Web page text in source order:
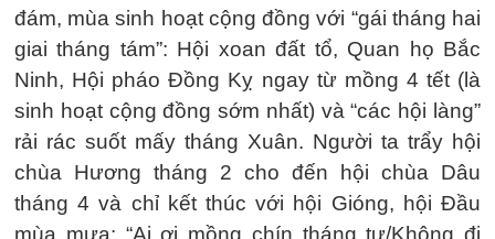
đám, mùa sinh hoạt cộng đồng với “gái tháng hai
giai tháng tám”: Hội xoan đất tổ, Quan họ Bắc
Ninh, Hội pháo Đồng Kỵ ngay từ mồng 4 tết (là
sinh hoạt cộng đồng sớm nhất) và “các hội làng”
rải rác suốt mấy tháng Xuân. Người ta trẩy hội
chùa Hương tháng 2 cho đến hội chùa Dâu
tháng 4 và chỉ kết thúc với hội Gióng, hội Đầu
mùa mưa: “Ai ơi mồng chín tháng tư/Không đi